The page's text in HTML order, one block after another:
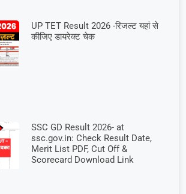
UP TET Result 2026 -रिजल्ट यहां से
कीजिए डायरेक्ट चेक
SSC GD Result 2026- at
ssc.gov.in: Check Result Date,
Merit List PDF, Cut Off &
Scorecard Download Link